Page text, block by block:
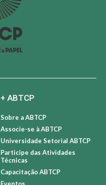
+ ABTCP
Sobre a ABTCP
Associe-se à ABTCP
Universidade Setorial ABTCP
Participe das Atividades
Técnicas
Capacitação ABTCP
Eventos